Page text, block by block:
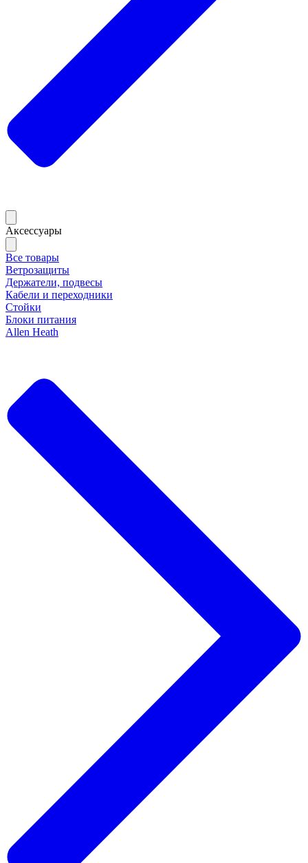
Аксессуары
Все товары
Ветрозащиты
Держатели, подвесы
Кабели и переходники
Стойки
Блоки питания
Allen Heath